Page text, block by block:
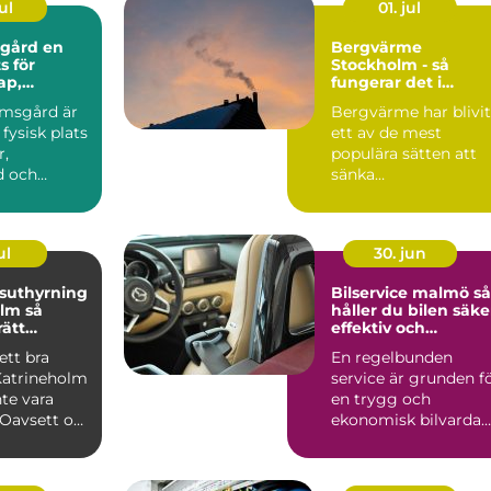
en
för
är
plats
och
u...
01. jul
Bergvärme
Stockholm - så
fungerar det i
Bergvärme har blivit
ett av de mest
populära sätten att
sänka
så
vistelser
bra
vara
om
30. jun
Bilservice malmö så
håller du bilen
effektiv och
En regelbunden
service är grunden
en trygg och
ekonomisk bilvardag.
bilservic...